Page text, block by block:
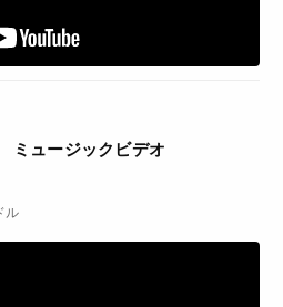
ミュージックビデオ
ル